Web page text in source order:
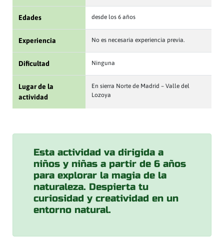
Edades desde los 6 años
Experiencia No es necesaria experiencia previa.
Dificultad Ninguna
Lugar de la
actividad
En sierra Norte de Madrid – Valle del
Lozoya
Esta actividad va dirigida a
niños y niñas a partir de 6 años
para explorar la magia de la
naturaleza. Despierta tu
curiosidad y creatividad en un
entorno natural.